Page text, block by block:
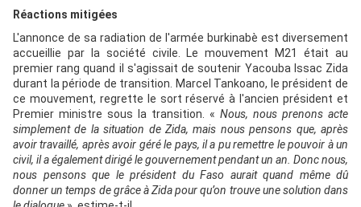
Réactions mitigées
L'annonce de sa radiation de l'armée burkinabè est diversement
accueillie par la société civile. Le mouvement M21 était au
premier rang quand il s'agissait de soutenir Yacouba Issac Zida
durant la période de transition. Marcel Tankoano, le président de
ce mouvement, regrette le sort réservé à l'ancien président et
Premier ministre sous la transition. « Nous, nous prenons acte
simplement de la situation de Zida, mais nous pensons que, après
avoir travaillé, après avoir géré le pays, il a pu remettre le pouvoir à un
civil, il a également dirigé le gouvernement pendant un an. Donc nous,
nous pensons que le président du Faso aurait quand même dû
donner un temps de grâce à Zida pour qu’on trouve une solution dans